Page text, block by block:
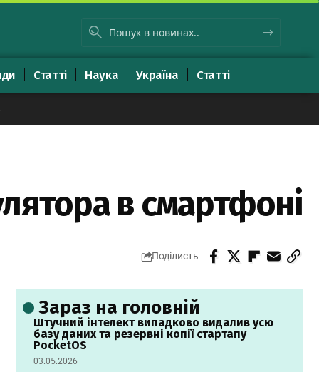
Статті Наука Україна Статті
в смартфоні
Поділисть
Зараз на головній
Штучний інтелект випадково видалив усю
базу даних та резервні копії стартапу
PocketOS
03.05.2026